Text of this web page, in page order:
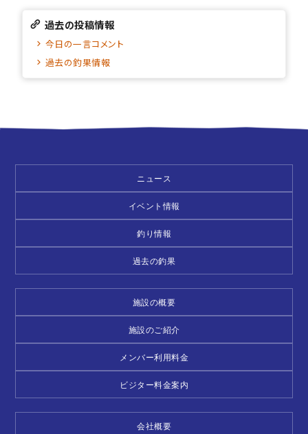
過去の投稿情報
今日の一言コメント
過去の釣果情報
ニュース
イベント情報
釣り情報
過去の釣果
施設の概要
施設のご紹介
メンバー利用料金
ビジター料金案内
会社概要